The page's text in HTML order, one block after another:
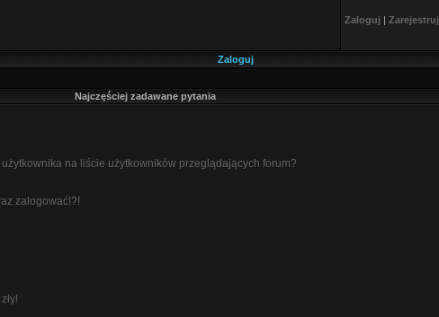
Zaloguj | Zarejestruj
Zaloguj
Najczęściej zadawane pytania
na liście użytkowników przeglądających forum?
zalogować!?!